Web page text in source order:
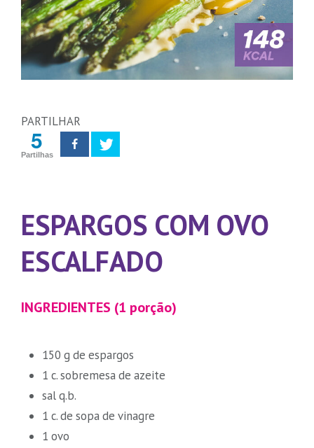
PARTILHAR
5
Partilhas
ESPARGOS COM OVO
ESCALFADO
INGREDIENTES (1 porção)
150 g de espargos
1 c. sobremesa de azeite
sal q.b.
1 c. de sopa de vinagre
1 ovo